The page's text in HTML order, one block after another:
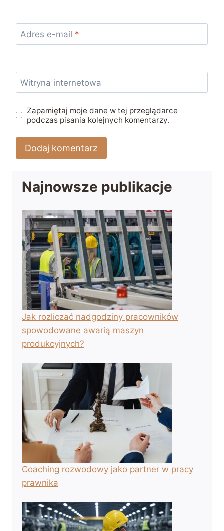
Adres e-mail *
Witryna internetowa
Zapamiętaj moje dane w tej przeglądarce
podczas pisania kolejnych komentarzy.
Najnowsze publikacje
Jak rozliczać nadgodziny pracowników
spowodowane awarią maszyn
produkcyjnych?
Coaching rozwodowy jako partner w pracy
prawnika